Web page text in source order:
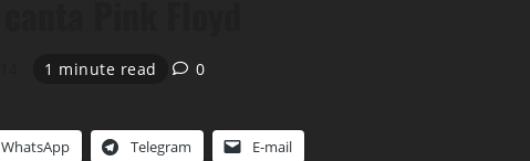
1 minute read 0
WhatsApp Telegram E-mail